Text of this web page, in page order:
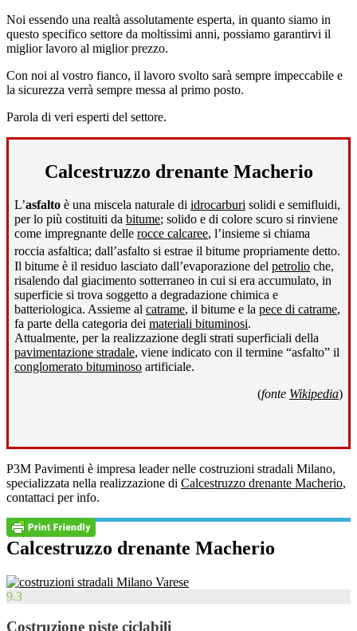
Noi essendo una realtà assolutamente esperta, in quanto siamo in
questo specifico settore da moltissimi anni, possiamo garantirvi il
miglior lavoro al miglior prezzo.
Con noi al vostro fianco, il lavoro svolto sarà sempre impeccabile e
la sicurezza verrà sempre messa al primo posto.
Parola di veri esperti del settore.
Calcestruzzo drenante Macherio
L’asfalto è una miscela naturale di idrocarburi solidi e semifluidi,
per lo più costituiti da bitume; solido e di colore scuro si rinviene
come impregnante delle rocce calcaree, l’insieme si chiama
roccia asfaltica; dall’asfalto si estrae il bitume propriamente detto.
Il bitume è il residuo lasciato dall’evaporazione del petrolio che,
risalendo dal giacimento sotterraneo in cui si era accumulato, in
superficie si trova soggetto a degradazione chimica e
batteriologica. Assieme al catrame, il bitume e la pece di catrame,
fa parte della categoria dei materiali bituminosi.
Attualmente, per la realizzazione degli strati superficiali della
pavimentazione stradale, viene indicato con il termine “asfalto” il
conglomerato bituminoso artificiale.
(fonte Wikipedia)
P3M Pavimenti è impresa leader nelle costruzioni stradali Milano,
specializzata nella realizzazione di Calcestruzzo drenante Macherio,
contattaci per info.
Calcestruzzo drenante Macherio
9.3
Costruzione piste ciclabili